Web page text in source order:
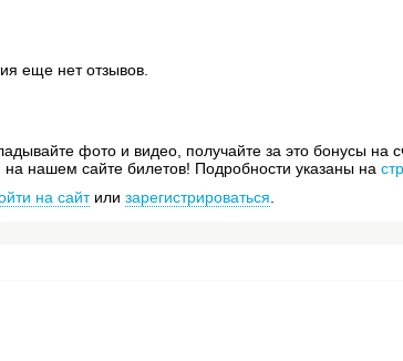
еще нет отзывов.
фото и видео, получайте за это бонусы
нашем сайте билетов! Подробности указаны на
на сайтили зарегистрироваться